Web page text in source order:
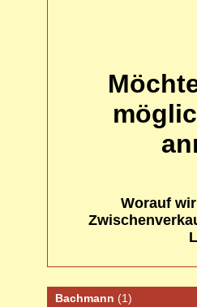
Worauf
Bachmann (1)